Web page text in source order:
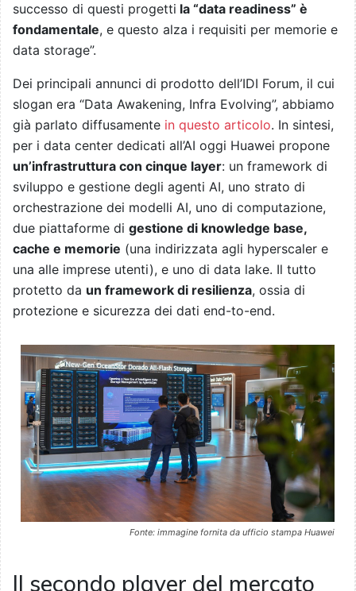
successo di questi progetti la “data readiness” è
fondamentale, e questo alza i requisiti per memorie e
data storage”.
Dei principali annunci di prodotto dell’IDI Forum, il cui
slogan era “Data Awakening, Infra Evolving”, abbiamo
già parlato diffusamente in questo articolo. In sintesi,
per i data center dedicati all’AI oggi Huawei propone
un’infrastruttura con cinque layer: un framework di
sviluppo e gestione degli agenti AI, uno strato di
orchestrazione dei modelli AI, uno di computazione,
due piattaforme di gestione di knowledge base,
cache e memorie (una indirizzata agli hyperscaler e
una alle imprese utenti), e uno di data lake. Il tutto
protetto da un framework di resilienza, ossia di
protezione e sicurezza dei dati end-to-end.
Fonte: immagine fornita da ufficio stampa Huawei
Il secondo player del mercato